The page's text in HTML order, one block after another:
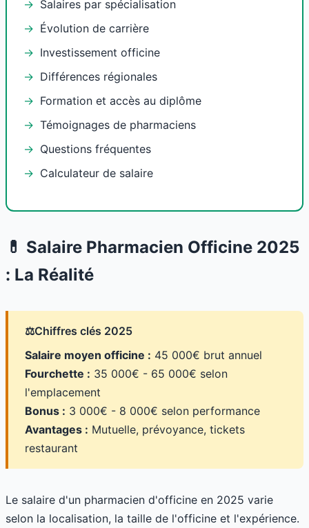
Salaires par spécialisation
Évolution de carrière
Investissement officine
Différences régionales
Formation et accès au diplôme
Témoignages de pharmaciens
Questions fréquentes
Calculateur de salaire
💊 Salaire Pharmacien Officine 2025
: La Réalité
⚖️Chiffres clés 2025
Salaire moyen officine : 45 000€ brut annuel
Fourchette : 35 000€ - 65 000€ selon
l'emplacement
Bonus : 3 000€ - 8 000€ selon performance
Avantages : Mutuelle, prévoyance, tickets
restaurant
Le salaire d'un pharmacien d'officine en 2025 varie
selon la localisation, la taille de l'officine et l'expérience.